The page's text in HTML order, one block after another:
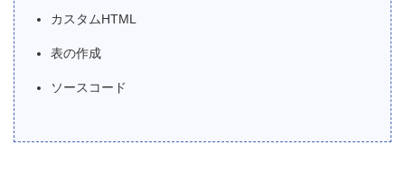
カスタムHTML
表の作成
ソースコード